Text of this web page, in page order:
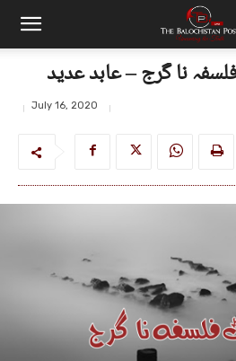
نا گرج – عابد عدید
July 16, 2020